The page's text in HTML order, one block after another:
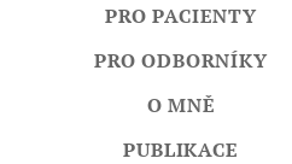
PRO PACIENTY
PRO ODBORNÍKY
O MNĚ
PUBLIKACE